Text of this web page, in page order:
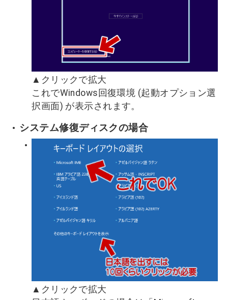
▲クリックで拡大
これでWindows回復環境 (起動オプション選
択画面) が表示されます。
システム修復ディスクの場合
▲クリックで拡大